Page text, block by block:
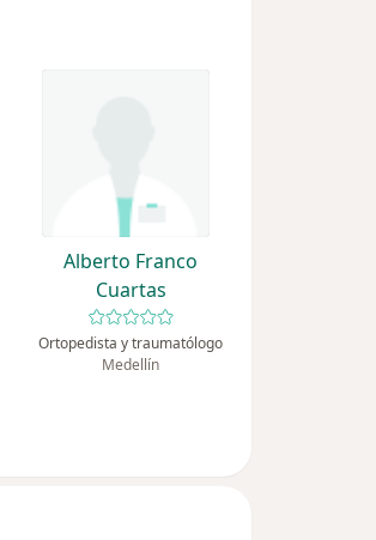
Alberto Franco
Cuartas
Ortopedista y traumatólogo
Medellín